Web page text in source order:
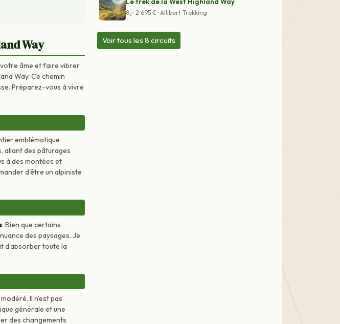
Way
votre âme et faire vibrer
Way. Ce chemin
Préparez-vous à vivre
emblématique
allant des pâturages
à des montées et
d'être un alpiniste
. Bien que certains
des paysages. Je
d'absorber toute la
Il n'est pas
générale et une
des changements
8 j · 2 695 € · Allibert Trekking
Voir tous les 8 circuits